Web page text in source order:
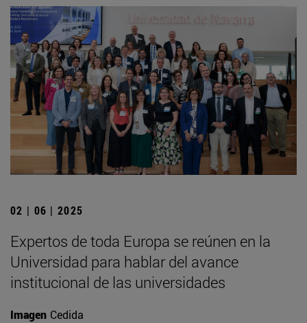
02 | 06 | 2025
Expertos de toda Europa se reúnen en la
Universidad para hablar del avance
institucional de las universidades
Imagen Cedida